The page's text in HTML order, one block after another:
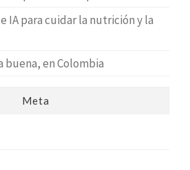
IA para cuidar la nutrición y la
buena, en Colombia
Meta